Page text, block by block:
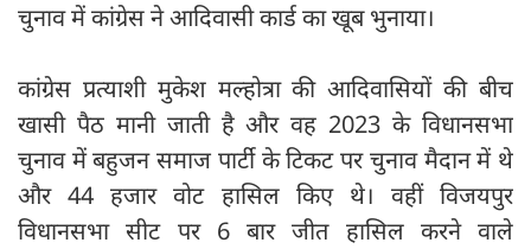
चुनाव में कांग्रेस ने आदिवासी कार्ड का खूब भुनाया।
कांग्रेस प्रत्याशी मुकेश मल्होत्रा की आदिवासियों की बीच
खासी पैठ मानी जाती है और वह 2023 के विधानसभा
चुनाव में बहुजन समाज पार्टी के टिकट पर चुनाव मैदान में थे
और 44 हजार वोट हासिल किए थे। वहीं विजयपुर
विधानसभा सीट पर 6 बार जीत हासिल करने वाले